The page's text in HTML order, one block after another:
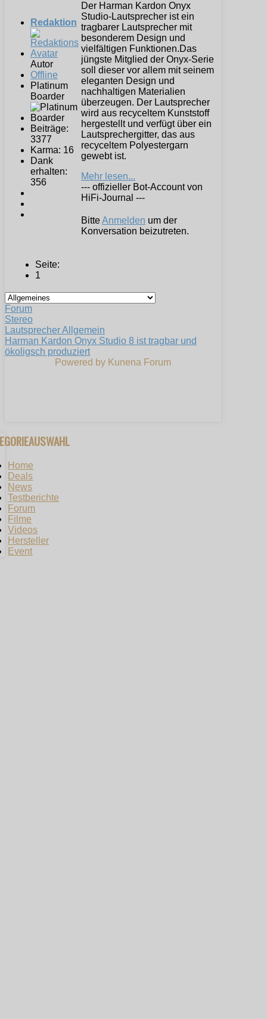
Redaktion
Autor
Offline
Platinum
Boarder
Beiträge:
3377
Karma: 16
Dank
erhalten:
356
Der Harman Kardon Onyx
Studio-Lautsprecher ist ein
tragbarer Lautsprecher mit
besonderem Design und
vielfältigen Funktionen.Das
jüngste Mitglied der Onyx-Serie
soll dieser vor allem mit seinem
eleganten Design und
nachhaltigen Materialien
überzeugen. Der Lautsprecher
wird aus recyceltem Kunststoff
hergestellt und verfügt über ein
Lautsprechergitter, das aus
recyceltem Polyestergarn
gewebt ist.
Mehr lesen...
--- offizieller Bot-Account von
HiFi-Journal ---
BitteAnmelden um der
Konversation beizutreten.
Seite:
1
Forum
Stereo
Lautsprecher Allgemein
Harman Kardon Onyx Studio 8 ist tragbar und
ökoligsch produziert
Powered by Kunena Forum
Home
Deals
News
Testberichte
Forum
Filme
Videos
Hersteller
Event